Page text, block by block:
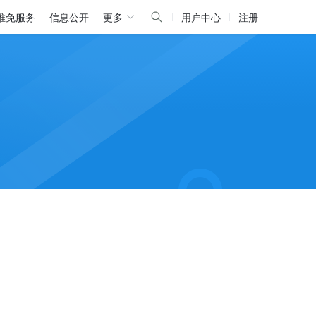
免服务 信息公开 更多 用户中心 注册